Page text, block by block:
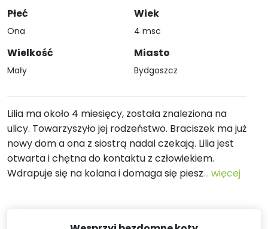
Płeć
Ona
Wielkość
Mały
Wiek
4 msc
Miasto
Bydgoszcz
Lilia ma około 4 miesięcy, została znaleziona na
ulicy. Towarzyszyło jej rodzeństwo. Braciszek ma już
nowy dom a ona z siostrą nadal czekają. Lilia jest
otwarta i chętna do kontaktu z człowiekiem.
Wdrapuje się na kolana i domaga się piesz... więcej